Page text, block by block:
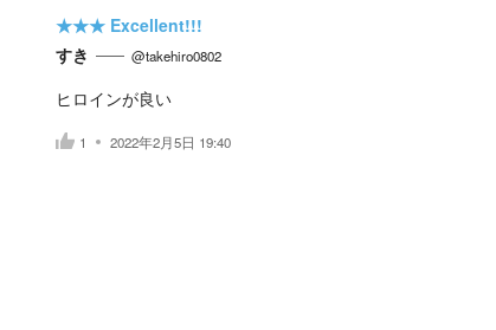
★★★ Excellent!!!
すき
@takehiro0802
ヒロインが良い
1 2022年2月5日 19:40